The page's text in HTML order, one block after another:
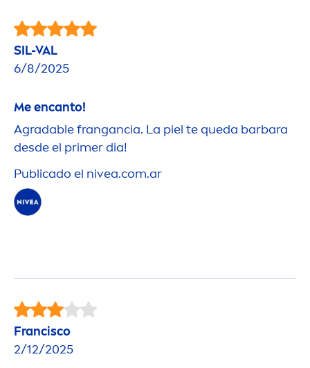
SIL-VAL
6/8/2025
Me encanto!
Agradable frangancia. La piel te queda barbara
desde el primer dia!
Publicado el nivea.com.ar
Francisco
2/12/2025